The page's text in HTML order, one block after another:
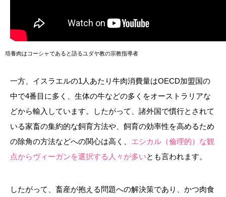
培養肉はコーシャであると語るユダヤ教の宗教指導者
一方、イスラエルの1人あたり牛肉消費量はOECD加盟国の
中で4番目に多く、生体の牛などの多くをオーストラリアな
どから輸入しています。したがって、諸外国で慣行とされて
いる家畜の集約的な飼育方法や、飼育の効率性を高めるため
の除角の方法などへの関心は高く、 エシカル（倫理的）な観
点からヴィーガンを選択する人々が多いとも言われます。
したがって、畜産が抱える問題への解決策であり、かつ肉食